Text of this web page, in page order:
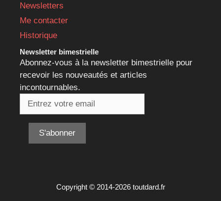
Newsletters
Me contacter
Historique
Newsletter bimestrielle
Abonnez-vous à la newsletter bimestrielle pour
recevoir les nouveautés et articles
incontournables.
Copyright © 2014-2026 toutdard.fr